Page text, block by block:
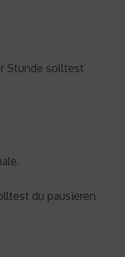
Stunde solltest
du pausieren